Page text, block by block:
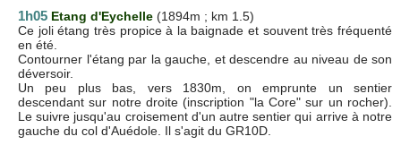
1h05 Etang d'Eychelle (1894m ; km 1.5)
Ce joli étang très propice à la baignade et souvent très fréquenté
en été.
Contourner l'étang par la gauche, et descendre au niveau de son
déversoir.
Un peu plus bas, vers 1830m, on emprunte un sentier
descendant sur notre droite (inscription "la Core" sur un rocher).
Le suivre jusqu'au croisement d'un autre sentier qui arrive à notre
gauche du col d'Auédole. Il s'agit du GR10D.